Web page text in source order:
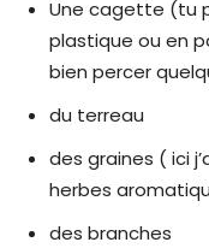
Une cagette (tu
plastique ou en
bien percer
du terreau
des graines ( ici
herbes
des branches